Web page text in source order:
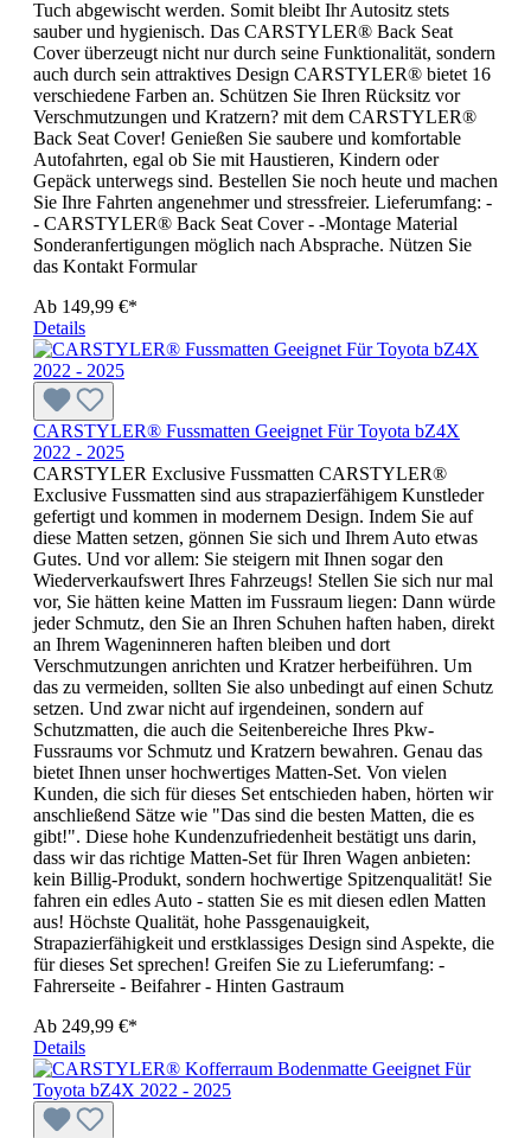
Tuch abgewischt werden. Somit bleibt Ihr Autositz stets
sauber und hygienisch. Das CARSTYLER® Back Seat
Cover überzeugt nicht nur durch seine Funktionalität, sondern
auch durch sein attraktives Design CARSTYLER® bietet 16
verschiedene Farben an. Schützen Sie Ihren Rücksitz vor
Verschmutzungen und Kratzern? mit dem CARSTYLER®
Back Seat Cover! Genießen Sie saubere und komfortable
Autofahrten, egal ob Sie mit Haustieren, Kindern oder
Gepäck unterwegs sind. Bestellen Sie noch heute und machen
Sie Ihre Fahrten angenehmer und stressfreier. Lieferumfang: -
- CARSTYLER® Back Seat Cover - -Montage Material
Sonderanfertigungen möglich nach Absprache. Nützen Sie
das Kontakt Formular
Ab 149,99 €*
Details
CARSTYLER® Fussmatten Geeignet Für Toyota bZ4X
2022 - 2025
CARSTYLER Exclusive Fussmatten CARSTYLER®
Exclusive Fussmatten sind aus strapazierfähigem Kunstleder
gefertigt und kommen in modernem Design. Indem Sie auf
diese Matten setzen, gönnen Sie sich und Ihrem Auto etwas
Gutes. Und vor allem: Sie steigern mit Ihnen sogar den
Wiederverkaufswert Ihres Fahrzeugs! Stellen Sie sich nur mal
vor, Sie hätten keine Matten im Fussraum liegen: Dann würde
jeder Schmutz, den Sie an Ihren Schuhen haften haben, direkt
an Ihrem Wageninneren haften bleiben und dort
Verschmutzungen anrichten und Kratzer herbeiführen. Um
das zu vermeiden, sollten Sie also unbedingt auf einen Schutz
setzen. Und zwar nicht auf irgendeinen, sondern auf
Schutzmatten, die auch die Seitenbereiche Ihres Pkw-
Fussraums vor Schmutz und Kratzern bewahren. Genau das
bietet Ihnen unser hochwertiges Matten-Set. Von vielen
Kunden, die sich für dieses Set entschieden haben, hörten wir
anschließend Sätze wie "Das sind die besten Matten, die es
gibt!". Diese hohe Kundenzufriedenheit bestätigt uns darin,
dass wir das richtige Matten-Set für Ihren Wagen anbieten:
kein Billig-Produkt, sondern hochwertige Spitzenqualität! Sie
fahren ein edles Auto - statten Sie es mit diesen edlen Matten
aus! Höchste Qualität, hohe Passgenauigkeit,
Strapazierfähigkeit und erstklassiges Design sind Aspekte, die
für dieses Set sprechen! Greifen Sie zu Lieferumfang: -
Fahrerseite - Beifahrer - Hinten Gastraum
Ab 249,99 €*
Details